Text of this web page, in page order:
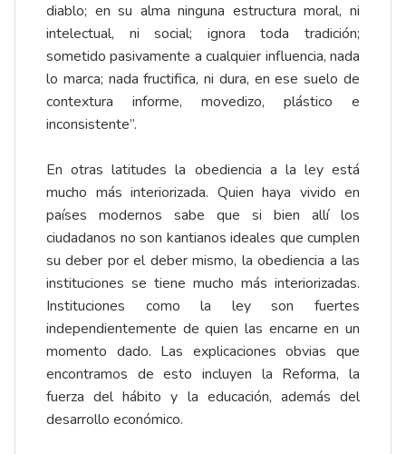
diablo; en su alma ninguna estructura moral, ni
intelectual, ni social; ignora toda tradición;
sometido pasivamente a cualquier influencia, nada
lo marca; nada fructifica, ni dura, en ese suelo de
contextura informe, movedizo, plástico e
inconsistente”.
En otras latitudes la obediencia a la ley está
mucho más interiorizada. Quien haya vivido en
países modernos sabe que si bien allí los
ciudadanos no son kantianos ideales que cumplen
su deber por el deber mismo, la obediencia a las
instituciones se tiene mucho más interiorizadas.
Instituciones como la ley son fuertes
independientemente de quien las encarne en un
momento dado. Las explicaciones obvias que
encontramos de esto incluyen la Reforma, la
fuerza del hábito y la educación, además del
desarrollo económico.